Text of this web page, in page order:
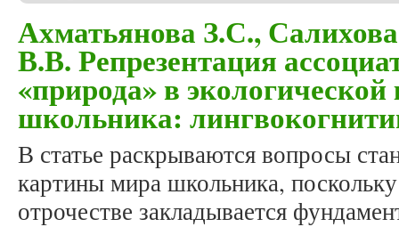
Ахматьянова З.С.,
В.В. Репрезентация
«природа» в
школьника:
В статье раскрываются вопросы
картины мира школьника,
отрочестве закладывается